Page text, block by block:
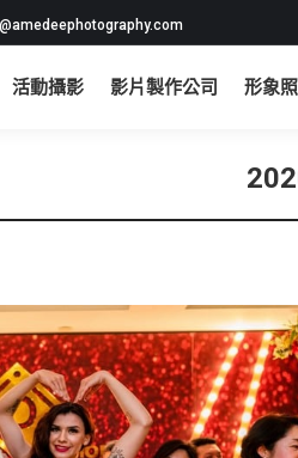
活動攝影 影片製作公司 形象照